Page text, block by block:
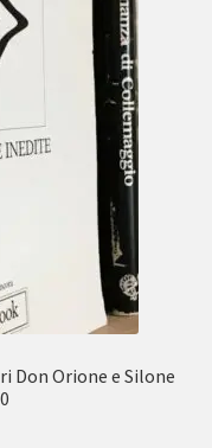
Don Orione e Silone